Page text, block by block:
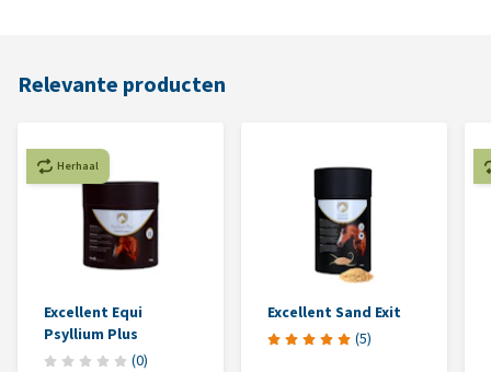
Relevante producten
Herhaal
Excellent Equi
Psyllium Plus
(0)
Excellent Sand Exit
(5)